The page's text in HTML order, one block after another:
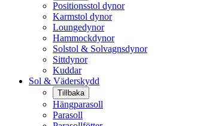
Positionsstol dynor
Karmstol dynor
Loungedynor
Hammockdynor
Solstol & Solvagnsdynor
Sittdynor
Kuddar
Sol & Väderskydd
Tillbaka
Hängparasoll
Parasoll